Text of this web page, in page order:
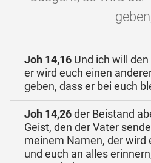
Joh 14,16 Und ich will
er wird euch einen
geben, dass er bei euch
Joh 14,26der Beistand
Geist, den der Vater
meinem Namen, der wird
und euch an alles